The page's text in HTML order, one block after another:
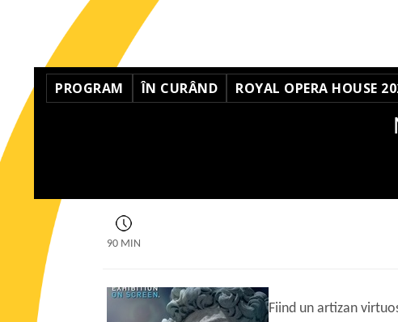
PROGRAM ÎN CURÂND ROYAL OPERA HOUSE
90 MIN
Fiind un artizan